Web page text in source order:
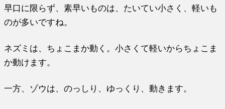
早口に限らず、素早いものは、たいてい小さく、軽いも
のが多いですね。
ネズミは、ちょこまか動く。小さくて軽いからちょこま
か動けます。
一方、ゾウは、のっしり、ゆっくり、動きます。